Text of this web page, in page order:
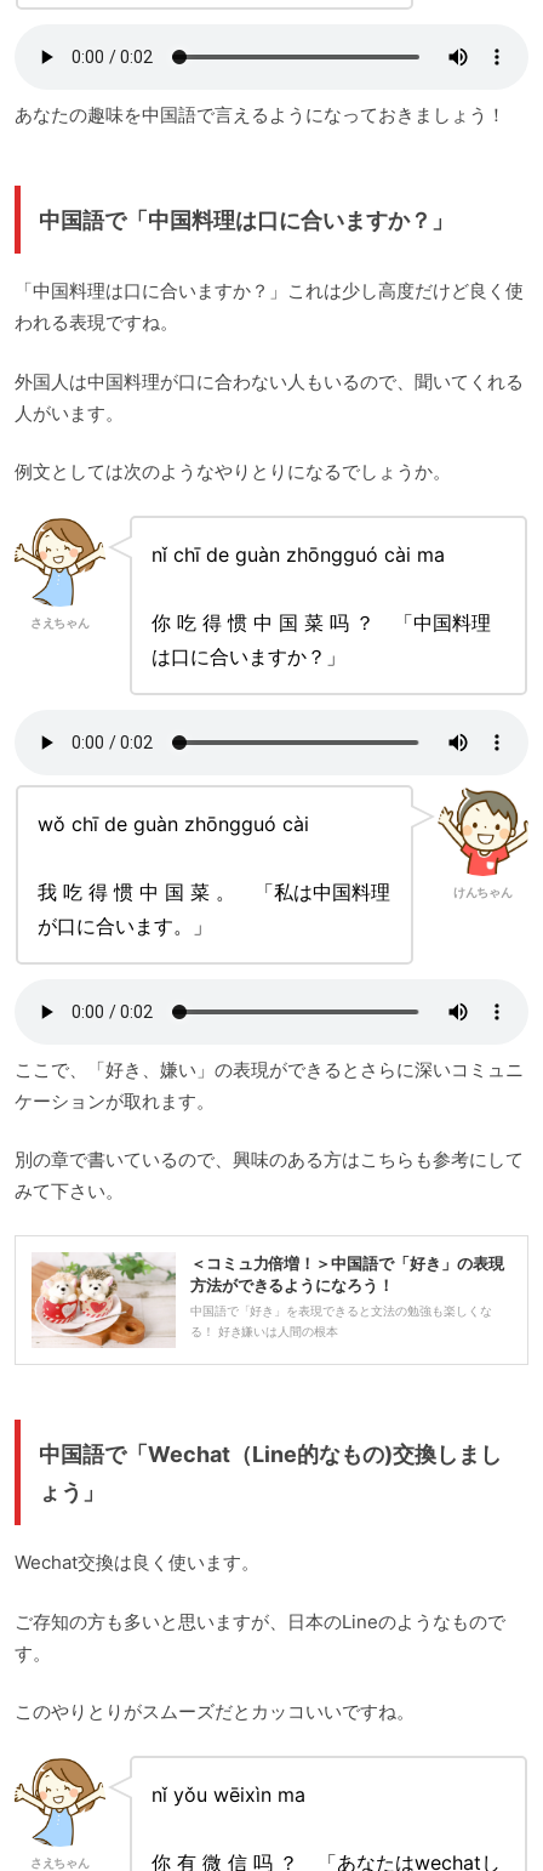
あなたの趣味を中国語で言えるようになっておきましょう！
中国語で「中国料理は口に合いますか？」
「中国料理は口に合いますか？」これは少し高度だけど良く使
われる表現ですね。
外国人は中国料理が口に合わない人もいるので、聞いてくれる
人がいます。
例文としては次のようなやりとりになるでしょうか。
さえちゃん
nǐ chī de guàn zhōngguó cài ma
你 吃 得 惯 中 国 菜 吗 ？ 「中国料理
は口に合いますか？」
けんちゃん
wǒ chī de guàn zhōngguó cài
我 吃 得 惯 中 国 菜 。 「私は中国料理
が口に合います。」
ここで、「好き、嫌い」の表現ができるとさらに深いコミュニ
ケーションが取れます。
別の章で書いているので、興味のある方はこちらも参考にして
みて下さい。
＜コミュ力倍増！＞中国語で「好き」の表現
方法ができるようになろう！
中国語で「好き」を表現できると文法の勉強も楽しくな
る！ 好き嫌いは人間の根本
中国語で「Wechat（Line的なもの)交換しまし
ょう」
Wechat交換は良く使います。
ご存知の方も多いと思いますが、日本のLineのようなもので
す。
このやりとりがスムーズだとカッコいいですね。
さえちゃん
nǐ yǒu wēixìn ma
你 有 微 信 吗 ？ 「あなたはwechatし